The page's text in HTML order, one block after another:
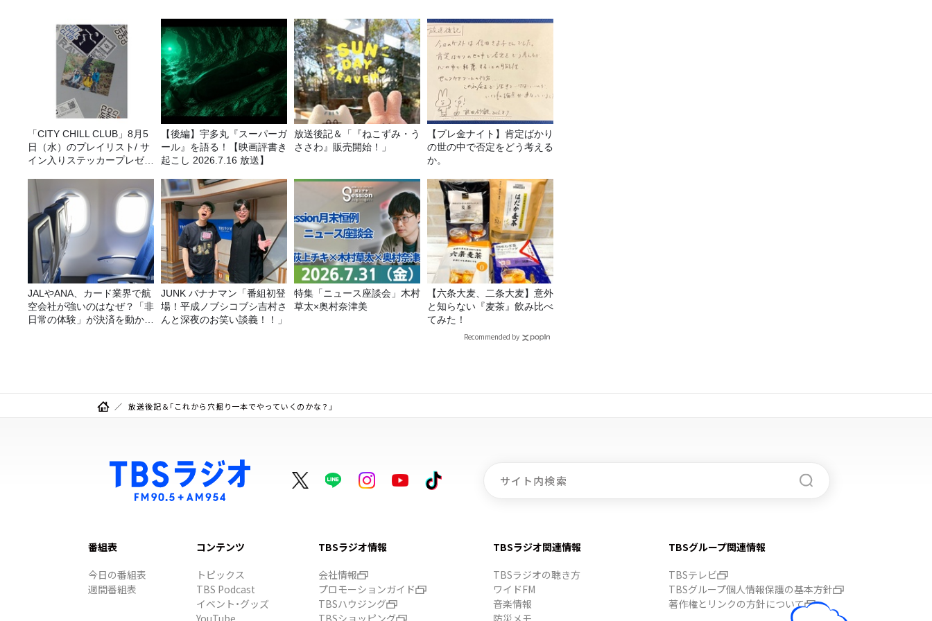
「CITY CHILL CLUB」8月5
日（水）のプレイリスト/ サ
イン入りステッカープレゼン
【後編】宇多丸『スーパーガ
ール』を語る！【映画評書き
起こし 2026.7.16 放送】
放送後記＆「『ねこずみ・う
ささわ』販売開始！」
【プレ金ナイト】肯定ばかり
の世の中で否定をどう考える
か。
JALやANA、カード業界で航
空会社が強いのはなぜ？「非
日常の体験」が決済を動かす
JUNK バナナマン「番組初登
場！平成ノブシコブシ吉村さ
んと深夜のお笑い談義！！」
特集「ニュース座談会」木村
草太×奥村奈津美
【六条大麦、二条大麦】意外
と知らない『麦茶』飲み比べ
てみた！
Recommended by
放送後記＆「これから穴掘り一本でやっていくのかな？」
番組表
今日の番組表
週間番組表
コンテンツ
トピックス
TBS Podcast
イベント・グッズ
TBSラジオ情報
会社情報
プロモーションガイド
TBSハウジング
TBSラジオ関連情報
TBSラジオの聴き方
ワイドFM
音楽情報
TBSグループ関連情報
TBSテレビ
TBSグループ個人情報保護の基本方針
著作権とリンクの方針について